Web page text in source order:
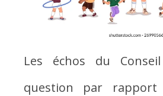
Les échos du
question par rapport